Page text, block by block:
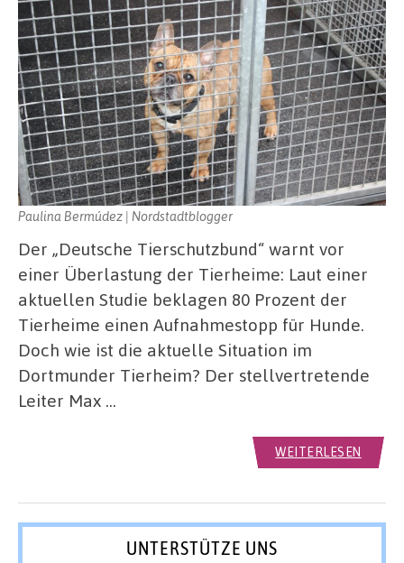
Paulina Bermúdez | Nordstadtblogger
Der „Deutsche Tierschutzbund“ warnt vor
einer Überlastung der Tierheime: Laut einer
aktuellen Studie beklagen 80 Prozent der
Tierheime einen Aufnahmestopp für Hunde.
Doch wie ist die aktuelle Situation im
Dortmunder Tierheim? Der stellvertretende
Leiter Max …
WEITERLESEN
UNTERSTÜTZE UNS